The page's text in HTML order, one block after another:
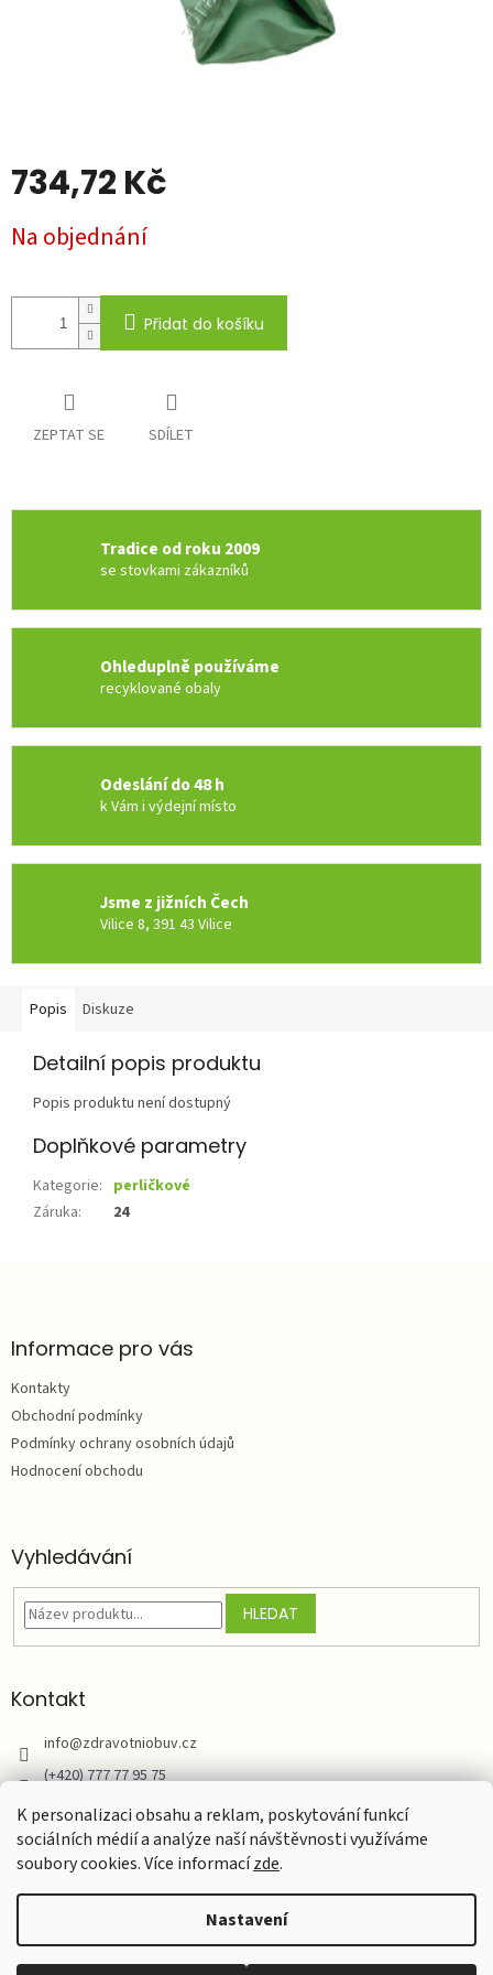
K personalizaci obsahu a reklam, poskytování funkcí
sociálních médií a analýze naší návštěvnosti využíváme
soubory cookies. Více informacízde.
Nastavení
734,72 Kč
cena:
Na objednání
Přidat do košíku
ZEPTAT SE SDÍLET
Tradice od roku 2009
se stovkami zákazníků
Ohleduplně používáme
recyklované obaly
Odeslání do 48 h
k Vám i výdejní místo
Jsme z jižních Čech
Vilice 8, 391 43 Vilice
Popis Diskuze
Detailní popis produktu
Popis produktu není dostupný
Doplňkové parametry
Kategorie: perličkové
Záruka: 24
aInformace pro vás
Kontakty
Obchodní podmínky
Podmínky ochrany osobních údajů
Hodnocení obchodu
Vyhledávání
HLEDAT
Kontakt
info@zdravotniobuv.cz
(+420) 777 77 95 75
Zdravotní obuv
Copyright 2026zdravotniobuv.cz - Natur Comfort NP s.r.o..